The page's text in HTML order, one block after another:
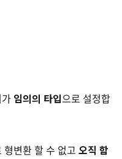
임의의 타입으로 설정합
변환 할 수 없고 오직 함